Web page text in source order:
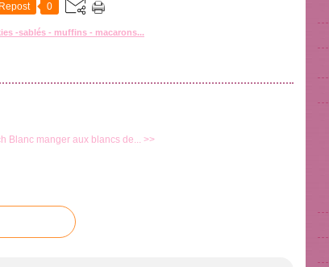
Repost 0
-sablés - muffins - macarons...
Blanc manger aux blancs de... >>